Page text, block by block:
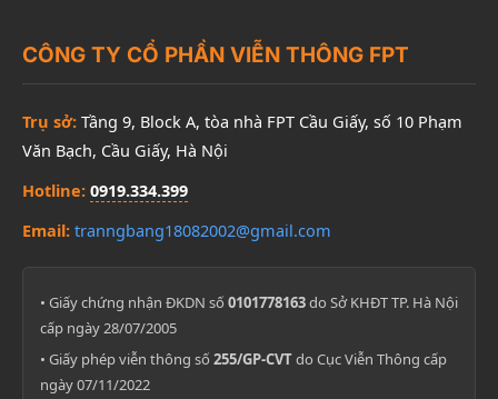
CÔNG TY CỔ PHẦN VIỄN THÔNG FPT
Trụ sở: Tầng 9, Block A, tòa nhà FPT Cầu Giấy, số 10 Phạm
Văn Bạch, Cầu Giấy, Hà Nội
Hotline: 0919.334.399
Email: tranngbang18082002@gmail.com
• Giấy chứng nhận ĐKDN số 0101778163do Sở KHĐT TP. Hà Nội
cấp ngày 28/07/2005
• Giấy phép viễn thông số 255/GP-CVTdo Cục Viễn Thông cấp
ngày 07/11/2022